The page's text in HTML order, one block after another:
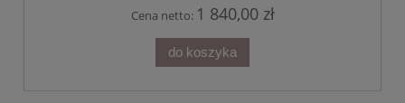
Cena netto: 1 840,00 zł
do koszyka